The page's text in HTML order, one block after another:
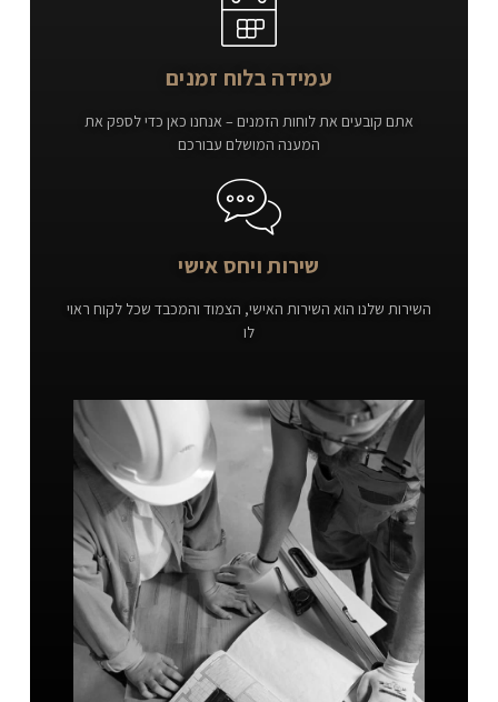
עמידה בלוח זמנים
אתם קובעים את לוחות הזמנים – אנחנו כאן כדי לספק את
המענה המושלם עבורכם
שירות ויחס אישי
השירות שלנו הוא השירות האישי, הצמוד והמכבד שכל לקוח ראוי
לו